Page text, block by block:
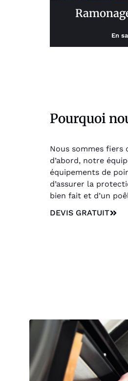
En
Pourquoi
Nous sommes fiers
d’abord, notre
équipements de
d’assurer la
bien fait et d’un
DEVIS GRATUIT